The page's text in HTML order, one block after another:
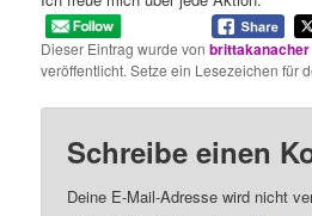
Dieser Eintrag wurde vonbrittakanacher
veröffentlicht. Setze ein Lesezeichen für
Schreibe einen
Deine E-Mail-Adresse wird nicht